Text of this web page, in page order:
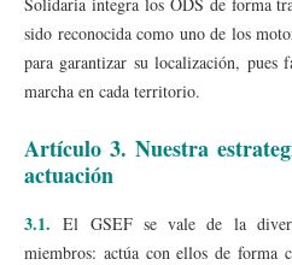
sido reconocida como uno de los
para garantizar su localización, pues
marcha en cada territorio.
Artículo 3. Nuestra
actuación
3.1.El GSEF se vale de la
miembros: actúa con ellos de forma